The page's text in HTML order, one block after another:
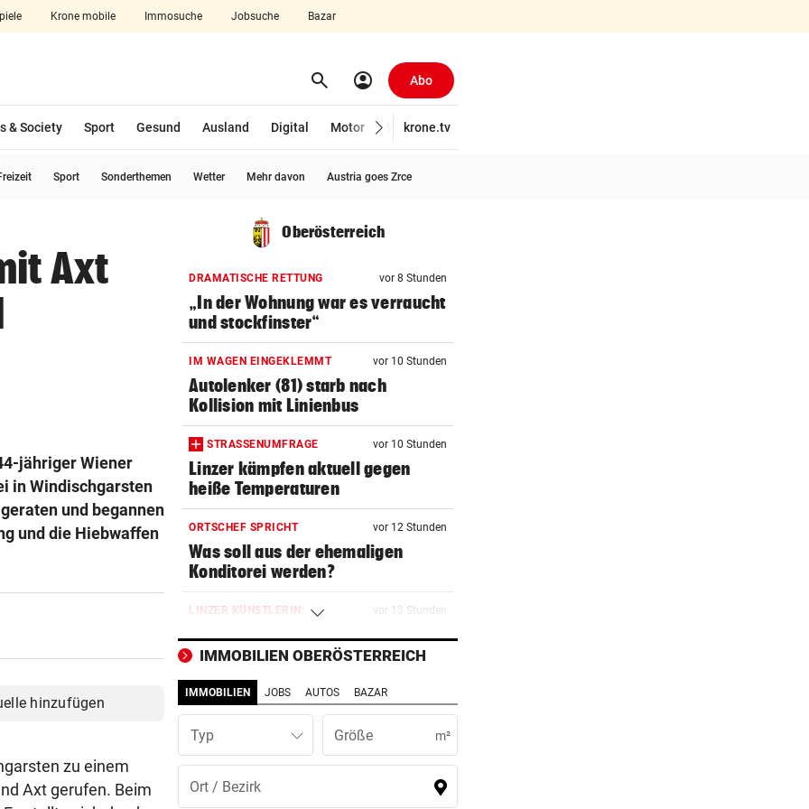
Krone mobile Immosuche Jobsuche Bazar
search Suchen
account_circle Abo
& Society Sport Gesund Ausland Digital Motor Wirtschaft
krone.tv
Sport Sonderthemen Wetter Mehr davon Austria goes Zrce
Axt
jähriger Wiener
in Windischgarsten
und begannen
und die Hiebwaffen
hinzufügen
zu einem
Axt gerufen. Beim
Oberösterreich
DRAMATISCHE RETTUNG vor 8 Stunden
„In der Wohnung war es verraucht
und stockfinster“
IM WAGEN EINGEKLEMMT vor 10 Stunden
Autolenker (81) starb nach
Kollision mit Linienbus
STRASSENUMFRAGE vor 10 Stunden
Linzer kämpfen aktuell gegen
heiße Temperaturen
ORTSCHEF SPRICHT vor 12 Stunden
Was soll aus der ehemaligen
Konditorei werden?
LINZER KÜNSTLERIN: vor 13 Stunden
Dem Plastikmüll werden
klingende Beats entlockt
MOTTO FÜRS WOCHENENDE vor 14 Stunden
Den Freiluftsommer in seiner
Reinkultur erleben
vor 15 Stunden
IMMOBILIEN OBERÖSTERREICH
IMMOBILIEN JOBS AUTOS BAZAR
Typ m²